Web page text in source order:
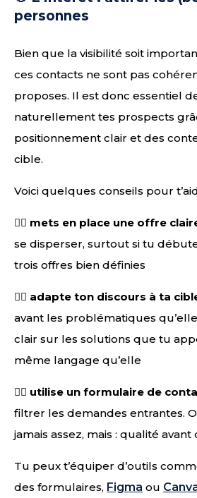
personnes
Bien que la visibilité soit
ces contacts ne sont pas
proposes. Il est donc essentiel
naturellement tes prospects
positionnement clair et des
cible.
Voici quelques conseils pour
👉🏻 mets en place une offre
se disperser, surtout si tu
trois offres bien définies
👉🏻 adapte ton discours à ta
avant les problématiques
clair sur les solutions que tu
même langage qu’elle
👉🏻 utilise un formulaire de
filtrer les demandes entrantes.
jamais assez, mais : qualité avant
Tu peux t’équiper d’outils
des formulaires, Figma ou